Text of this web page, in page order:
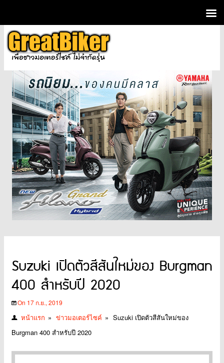
Suzuki เปิดตัวสีสันใหม่ของ Burgman
400 สำหรับปี 2020
On 17 ก.ย., 2019
หน้าแรก » ข่าวมอเตอร์ไซค์ » Suzuki เปิดตัวสีสันใหม่ของ
Burgman 400 สำหรับปี 2020